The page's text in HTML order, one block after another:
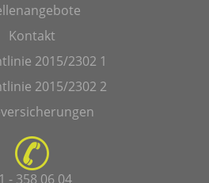
Kontakt
2015/2302 1
2015/2302 2
- 358 06 04